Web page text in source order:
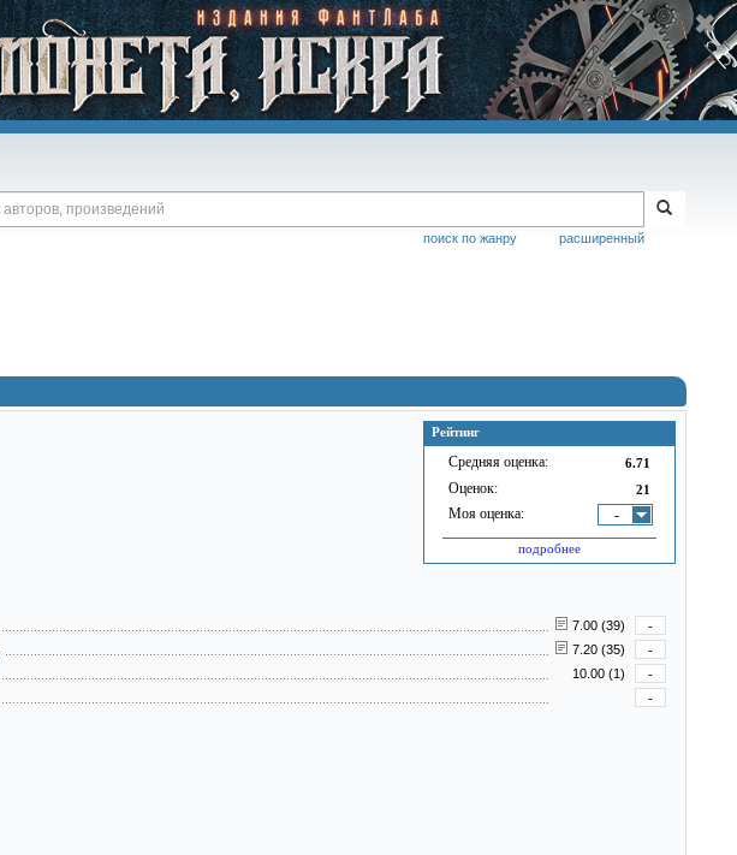
расширенный
поиск по жанру
Рейтинг
Средняя оценка: 6.71
Оценок: 21
Моя оценка: -
подробнее
7.00 (39)
-
7.20 (35)
-
10.00 (1)
-
-